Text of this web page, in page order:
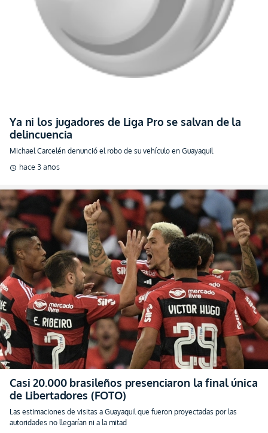
Ya ni los jugadores de Liga Pro se salvan de la
delincuencia
Michael Carcelén denunció el robo de su vehículo en Guayaquil
Casi 20.000 brasileños presenciaron la final única
de Libertadores (FOTO)
Las estimaciones de visitas a Guayaquil que fueron proyectadas por las
autoridades no llegarían ni a la mitad
schedule hace 3 años